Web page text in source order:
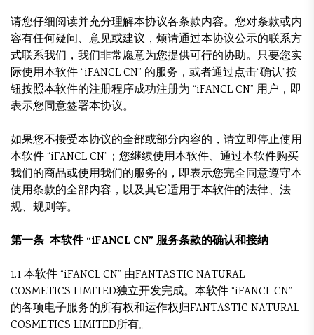
请您仔细阅读并充分理解本协议各条款内容。您对条款或内
容有任何疑问、意见或建议，烦请通过本协议公示的联系方
式联系我们，我们非常愿意为您提供可行的协助。只要您实
际使用本软件 “iFANCL CN” 的服务，或者通过点击“确认”按
钮按照本软件的注册程序成功注册为 “iFANCL CN” 用户，即
表示您同意签署本协议。
如果您不接受本协议的全部或部分内容的，请立即停止使用
本软件 “iFANCL CN”；您继续使用本软件、通过本软件购买
我们的商品或使用我们的服务的，即表示您完全同意遵守本
使用条款的全部内容，以及其它适用于本软件的法律、法
规、规则等。
第一条 本软件 “iFANCL CN” 服务条款的确认和接纳
1.1 本软件 “iFANCL CN” 由FANTASTIC NATURAL
COSMETICS LIMITED独立开发完成。本软件 “iFANCL CN”
的各项电子服务的所有权和运作权归FANTASTIC NATURAL
COSMETICS LIMITED所有。